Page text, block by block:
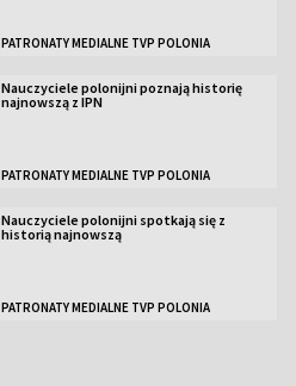
PATRONATY MEDIALNE TVP POLONIA
Nauczyciele polonijni poznają historię
najnowszą z IPN
PATRONATY MEDIALNE TVP POLONIA
Nauczyciele polonijni spotkają się z
historią najnowszą
PATRONATY MEDIALNE TVP POLONIA